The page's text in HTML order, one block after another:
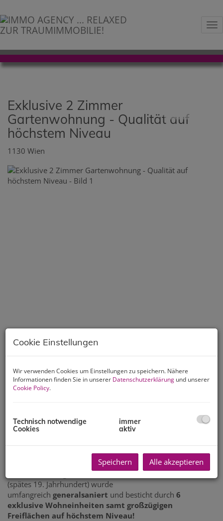
Exklusive 2 Zimmer
Gartenwohnung - Qualität auf
höchstem Niveau
1130 Wien
Stilvoll revitalisierte Villa Auhof in bester
des Lainzer Tiergartens und gleichzeitig optimal an das
Verkehrsnetz angebunden!
ehemalige Vorstadthaus aus der Gründerzeit
(spätes 19. Jahrhundert) wurde
umfangreich generalsaniert und besticht durch 6
exklusive Wohneinheiten samt großzügigen
Freiflächen auf höchstem Niveau!
Cookie Einstellungen
Wir verwenden Cookies um Einstellungen zu speichern. Nähere
Informationen finden Sie in unserer Datenschutzerklärung und unserer
Cookie Policy.
Technisch notwendige
Cookies
immer
aktiv
Speichern Alle akzeptieren